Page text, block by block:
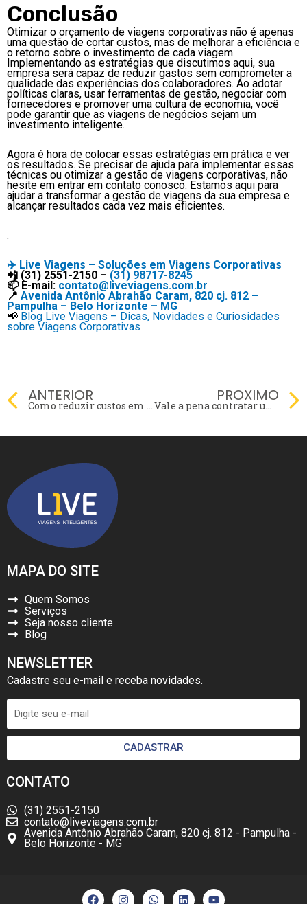
Conclusão
Otimizar o orçamento de viagens corporativas não é apenas
uma questão de cortar custos, mas de melhorar a eficiência e
o retorno sobre o investimento de cada viagem.
Implementando as estratégias que discutimos aqui, sua
empresa será capaz de reduzir gastos sem comprometer a
qualidade das experiências dos colaboradores. Ao adotar
políticas claras, usar ferramentas de gestão, negociar com
fornecedores e promover uma cultura de economia, você
pode garantir que as viagens de negócios sejam um
investimento inteligente.
Agora é hora de colocar essas estratégias em prática e ver
os resultados. Se precisar de ajuda para implementar essas
técnicas ou otimizar a gestão de viagens corporativas, não
hesite em entrar em contato conosco. Estamos aqui para
ajudar a transformar a gestão de viagens da sua empresa e
alcançar resultados cada vez mais eficientes.
.
✈️ Live Viagens – Soluções em Viagens Corporativas
📲 (31) 2551-2150 – (31) 98717-8245
📫 E-mail: contato@liveviagens.com.br
📍 Avenida Antônio Abrahão Caram, 820 cj. 812 –
Pampulha – Belo Horizonte – MG
📢 Blog Live Viagens – Dicas, Novidades e Curiosidades
sobre Viagens Corporativas
Prev
ANTERIOR
Como reduzir custos em viagens corporativas sem comprometer o conforto?
PROXIMO
Vale a pena contratar uma agência especializada para viagens empresariais?
MAPA DO SITE
Quem Somos
Serviços
Seja nosso cliente
Blog
NEWSLETTER
Cadastre seu e-mail e receba novidades.
CADASTRAR
CONTATO
(31) 2551-2150
contato@liveviagens.com.br
Avenida Antônio Abrahão Caram, 820 cj. 812 - Pampulha -
Belo Horizonte - MG
F
a
I
n
W
h
L
i
Y
o